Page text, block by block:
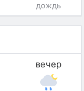
дождь
вечер